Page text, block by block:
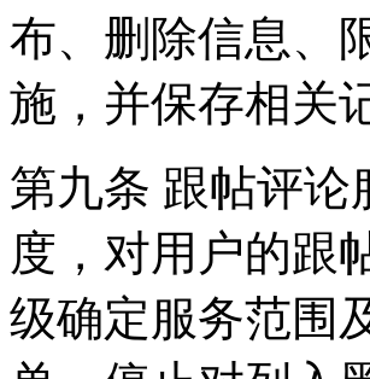
布、删除信息、
施，并保存相关
第九条 跟帖评论
度，对用户的跟
级确定服务范围